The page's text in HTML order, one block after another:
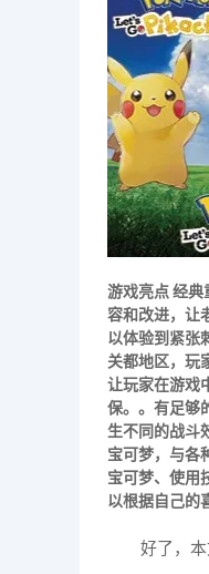
游戏亮点经典
容和改进，让
以体验到紧张
关都地区，玩
让玩家在游戏
保。。有足够
生不同的战斗
宝可梦，与各
宝可梦、使用
以根据自己的
好了，